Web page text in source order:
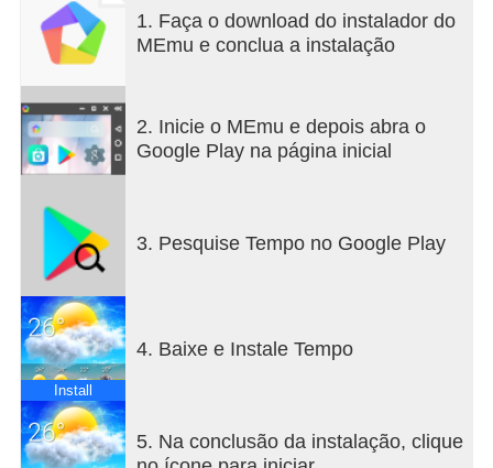
precisas, possibilidade de precipitação, previsões
horárias e diárias.
Características:
- Condições meteorológicas atuais animadas.
- Gráfico de previsão horário para as próximas 48
horas.
- Possibilidade de precipitação para previsões
horárias e diárias.
- Desça para detalhes: vento, pressão, nascer /
pôr-do-sol, UV, umidade e ponto de orvalho.
- Acompanhe as condições climáticas para todas
as suas cidades e destinos preferidos.
1. Faça o download do instalador do
MEmu e conclua a instalação
2. Inicie o MEmu e depois abra o
Google Play na página inicial
3. Pesquise Tempo no Google Play
Install
4. Baixe e Instale Tempo
5. Na conclusão da instalação, clique